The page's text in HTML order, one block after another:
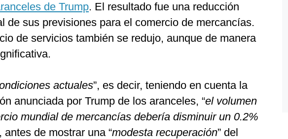
de Trump. El resultado fue una reducción
de sus previsiones para el comercio de mercancías.
de servicios también se redujo, aunque de manera
actuales”, es decir, teniendo en cuenta la
anunciada por Trump de los aranceles, “el volumen
mundial de mercancías debería disminuir un 0.2%
antes de mostrar una “modesta recuperación” del